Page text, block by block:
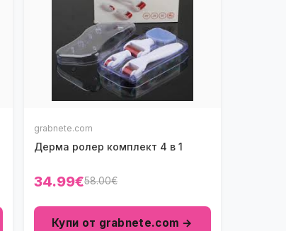
grabnete.com
Дерма ролер комплект 4 в 1
34.99€58.00€
Купи от grabnete.com →